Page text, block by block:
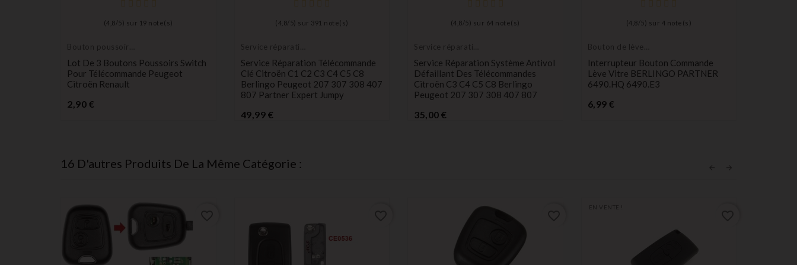
(4,8 / 5) sur 19 note(s)
Bouton poussoir
Lot De 3 Boutons Poussoirs Switch
Pour Télécommande Peugeot
Citroën Renault
2,90 €
( 4,8/ 5) sur 391 note(s)
Service réparation
Service Réparation Télécommande
Clé Citroën C1 C2 C3 C4 C5 C8
Berlingo Peugeot 207 307 308 407
807 Partner Expert Jumpy
49,99 €
(4,8 / 5) sur 64 note(s)
Service réparation
Service Réparation Système Antivol
Défaillant Des Télécommandes
Citroën C3 C4 C5 C8 Berlingo
Peugeot 207 307 308 407 807
35,00 €
(4,8 / 5) sur 4 note(s)
Bouton de lève
Interrupteur Bouton Commande
Lève Vitre BERLINGO PARTNER
6490.HQ 6490.E3
6,99 €
16 D'autres Produits De La Même Catégorie :
EN VENTE !